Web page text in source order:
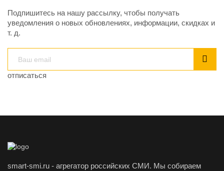
Подпишитесь на нашу рассылку, чтобы получать
уведомления о новых обновлениях, информации, скидках и
т. д.
отписаться
smart-smi.ru - агрегатор российских СМИ. Мы собираем